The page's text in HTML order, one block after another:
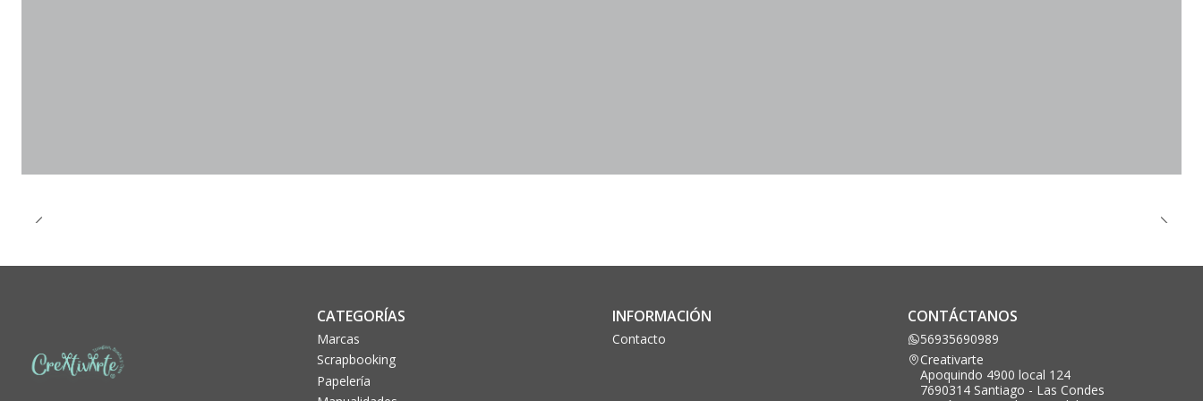
CATEGORÍAS
Marcas
Scrapbooking
Papelería
INFORMACIÓN
Contacto
CONTÁCTANOS
56935690989
Creativarte
Apoquindo 4900 local 124
7690314 Santiago - Las Condes